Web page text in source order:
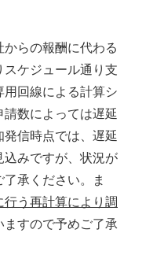
らの報酬に代わる
ケジュール通り支
回線による計算シ
数によっては遅延
信時点では、遅延
みですが、状況が
承ください。ま
う再計算により調
すので予めご了承